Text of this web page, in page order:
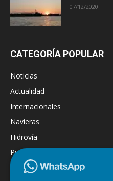
07/12/2020
CATEGORÍA POPULAR
Noticias
Actualidad
Internacionales
Navieras
Hidrovía
Puertos
Economía